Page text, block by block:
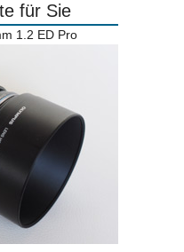
für Sie
1.2 ED Pro